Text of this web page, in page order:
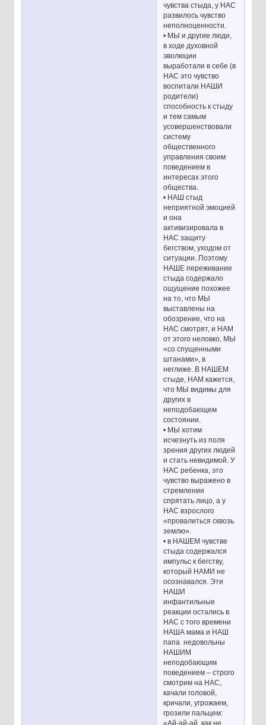
чувства стыда, у НАС
развилось чувство
неполноценности.
• МЫ и другие люди,
в ходе духовной
эволюции
выработали в себе (в
НАС это чувство
воспитали НАШИ
родители)
способность к стыду
и тем самым
усовершенствовали
систему
общественного
управления своим
поведением в
интересах этого
общества.
• НАШ стыд
неприятной эмоцией
и она
активизировала в
НАС защиту
бегством, уходом от
ситуации. Поэтому
НАШЕ переживание
стыда содержало
ощущение похожее
на то, что МЫ
выставлены на
обозрение, что на
НАС смотрят, и НАМ
от этого неловко, МЫ
«со спущенными
штанами», в
неглиже. В НАШЕМ
стыде, НАМ кажется,
что МЫ видимы для
других в
неподобающем
состоянии.
• МЫ хотим
исчезнуть из поля
зрения других людей
и стать невидимой. У
НАС ребенка, это
чувство выражено в
стремлении
спрятать лицо, а у
НАС взрослого
«провалиться сквозь
землю».
• в НАШЕМ чувстве
стыда содержался
импульс к бегству,
который НАМИ не
осознавался. Эти
НАШИ
инфантильные
реакции остались в
НАС с того времени
НАША мама и НАШ
папа недовольны
НАШИМ
неподобающим
поведением – строго
смотрим на НАС,
качали головой,
кричали, угрожаем,
грозили пальцем:
«Ай-ай-ай, как не